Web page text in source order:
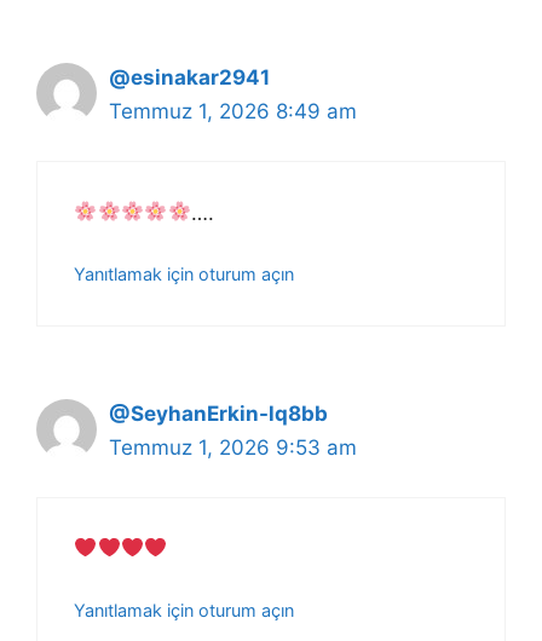
@esinakar2941
Temmuz 1, 2026 8:49 am
….
Yanıtlamak için oturum açın
@SeyhanErkin-lq8bb
Temmuz 1, 2026 9:53 am
Yanıtlamak için oturum açın